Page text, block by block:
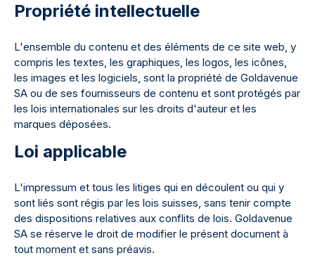
Propriété intellectuelle
L'ensemble du contenu et des éléments de ce site web, y
compris les textes, les graphiques, les logos, les icônes,
les images et les logiciels, sont la propriété de Goldavenue
SA ou de ses fournisseurs de contenu et sont protégés par
les lois internationales sur les droits d'auteur et les
marques déposées.
Loi applicable
L'impressum et tous les litiges qui en découlent ou qui y
sont liés sont régis par les lois suisses, sans tenir compte
des dispositions relatives aux conflits de lois. Goldavenue
SA se réserve le droit de modifier le présent document à
tout moment et sans préavis.